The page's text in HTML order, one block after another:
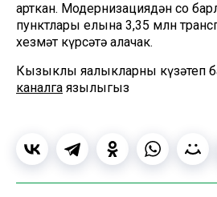
арткан. Модернизациядән соң
пунктлары елына 3,35 млн
хезмәт күрсәтә алачак.
Кызыклы яңалыкларны күзәтеп
каналга язылыгыз